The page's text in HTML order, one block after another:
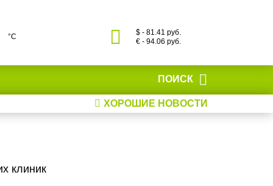
°С
$ - 81.41 руб.
€ - 94.06 руб.
ПОИСК
ХОРОШИЕ НОВОСТИ
клиник